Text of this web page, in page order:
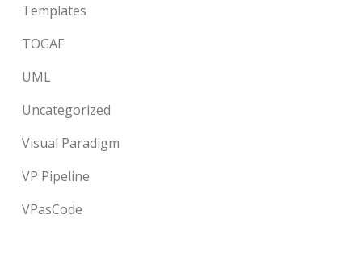
Templates
TOGAF
UML
Uncategorized
Visual Paradigm
VP Pipeline
VPasCode